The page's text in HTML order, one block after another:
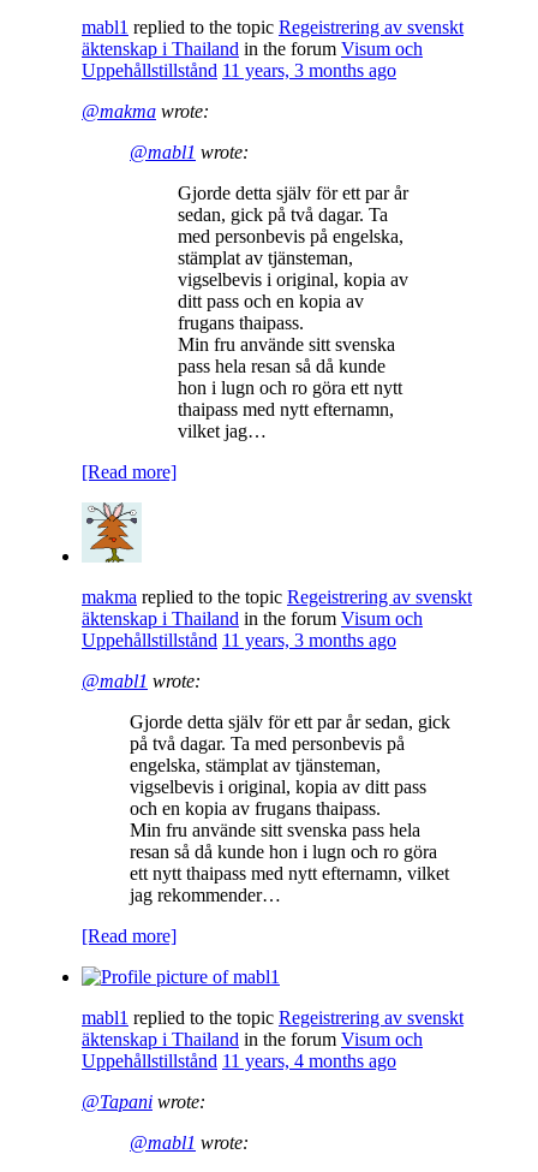
mabl1 replied to the topic Regeistrering av svenskt
äktenskap i Thailand in the forum Visum och
Uppehållstillstånd 11 years, 3 months ago
@makma wrote:
@mabl1 wrote:
Gjorde detta själv för ett par år
sedan, gick på två dagar. Ta
med personbevis på engelska,
stämplat av tjänsteman,
vigselbevis i original, kopia av
ditt pass och en kopia av
frugans thaipass.
Min fru använde sitt svenska
pass hela resan så då kunde
hon i lugn och ro göra ett nytt
thaipass med nytt efternamn,
vilket jag…
[Read more]
makma replied to the topic Regeistrering av svenskt
äktenskap i Thailand in the forum Visum och
Uppehållstillstånd 11 years, 3 months ago
@mabl1 wrote:
Gjorde detta själv för ett par år sedan, gick
på två dagar. Ta med personbevis på
engelska, stämplat av tjänsteman,
vigselbevis i original, kopia av ditt pass
och en kopia av frugans thaipass.
Min fru använde sitt svenska pass hela
resan så då kunde hon i lugn och ro göra
ett nytt thaipass med nytt efternamn, vilket
jag rekommender…
[Read more]
mabl1 replied to the topic Regeistrering av svenskt
äktenskap i Thailand in the forum Visum och
Uppehållstillstånd 11 years, 4 months ago
@Tapani wrote:
@mabl1 wrote: